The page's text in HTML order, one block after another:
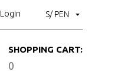
S/ PEN
Login
SHOPPING CART:
0